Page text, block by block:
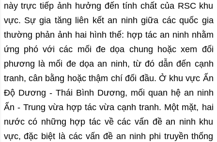
này trực tiếp ảnh hưởng đến tính chất của RSC khu
vực. Sự gia tăng liên kết an ninh giữa các quốc gia
thường phản ảnh hai hình thế: hợp tác an ninh nhằm
ứng phó với các mối đe dọa chung hoặc xem đối
phương là mối đe dọa an ninh, từ đó dẫn đến cạnh
tranh, cân bằng hoặc thậm chí đối đầu. Ở khu vực Ấn
Độ Dương - Thái Bình Dương, mối quan hệ an ninh
Ấn - Trung vừa hợp tác vừa cạnh tranh. Một mặt, hai
nước có những hợp tác về các vấn đề an ninh khu
vực, đặc biệt là các vấn đề an ninh phi truyền thống